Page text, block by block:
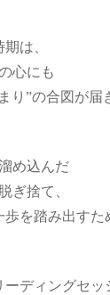
は、
心にも
り”の合図が届
め込んだ
ぎ捨て、
を踏み出すた
ディングセッ